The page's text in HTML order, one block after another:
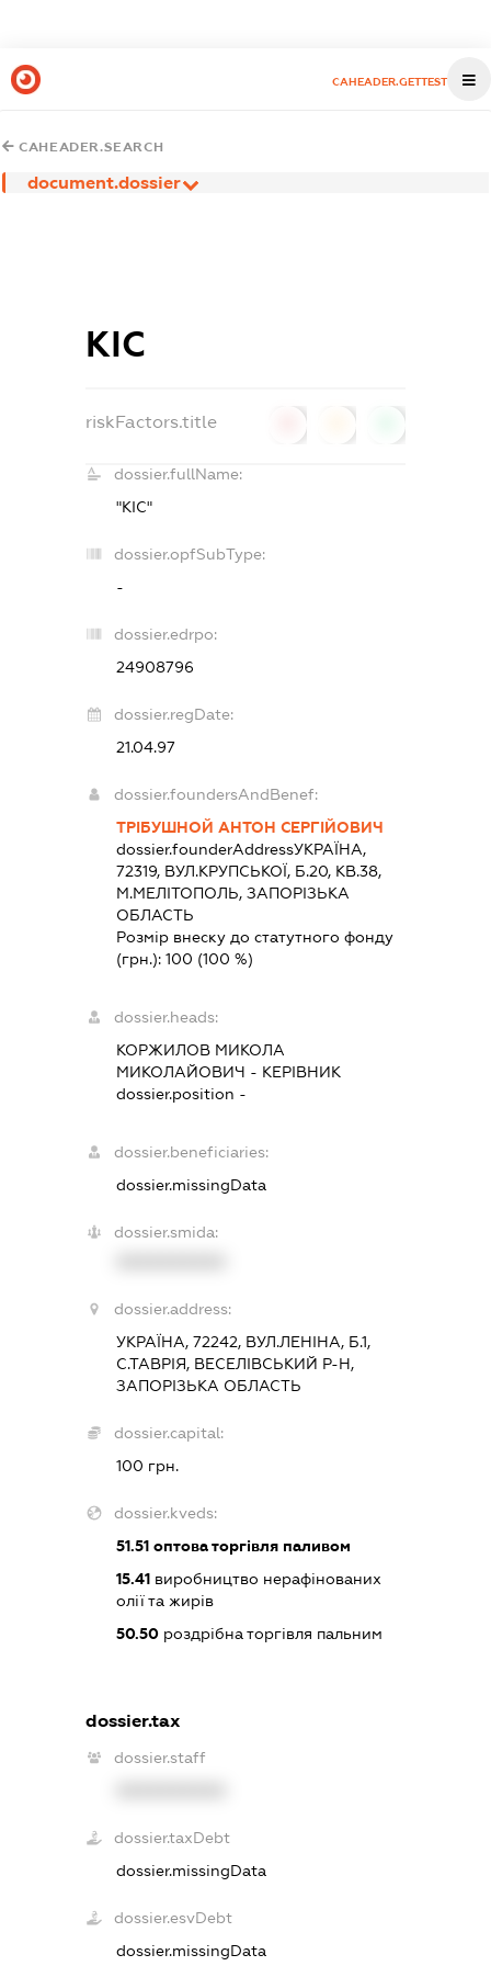
CAHEADER.GETTEST
CAHEADER.SEARCH
document.dossier
КІС
riskFactors.title
dossier.fullName:
"КІС"
dossier.opfSubType:
-
dossier.edrpo:
24908796
dossier.regDate:
21.04.97
dossier.foundersAndBenef:
ТРІБУШНОЙ АНТОН СЕРГІЙОВИЧ
dossier.founderAddressУКРАЇНА,
72319, ВУЛ.КРУПСЬКОЇ, Б.20, КВ.38,
М.МЕЛІТОПОЛЬ, ЗАПОРІЗЬКА
ОБЛАСТЬ
Розмір внеску до статутного фонду
(грн.):100 (100 %)
dossier.heads:
КОРЖИЛОВ МИКОЛА
МИКОЛАЙОВИЧ - КЕРІВНИК
dossier.position -
dossier.beneficiaries:
dossier.missingData
dossier.smida:
dossier.address:
УКРАЇНА, 72242, ВУЛ.ЛЕНІНА, Б.1,
С.ТАВРІЯ, ВЕСЕЛІВСЬКИЙ Р-Н,
ЗАПОРІЗЬКА ОБЛАСТЬ
dossier.capital:
100 грн.
dossier.kveds:
51.51 оптова торгівля паливом
15.41 виробництво нерафінованих
олії та жирів
50.50 роздрібна торгівля пальним
dossier.tax
dossier.staff
dossier.taxDebt
dossier.missingData
dossier.esvDebt
dossier.missingData